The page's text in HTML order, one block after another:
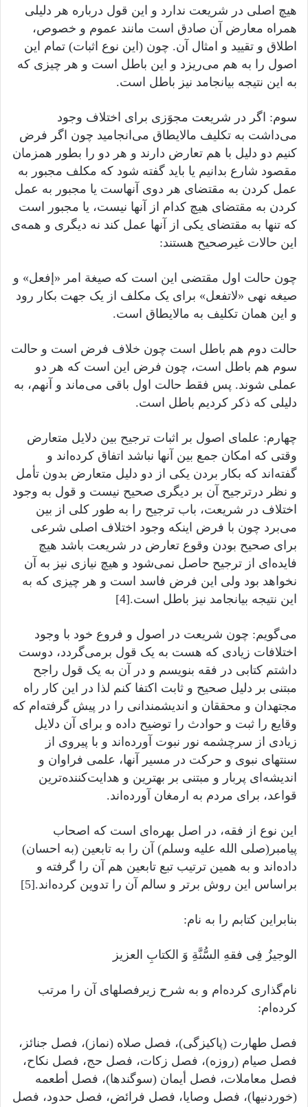
هیچ اصلی در شریعت ندارد و این قول درباره هر دلیلی
همراه معارض آن صادق است مانند عموم و خصوص،
اطلاق و تقیید و امثال آن. چون (این نوع اثبات) تمام این
اصول را به هم می‌ریزد و این باطل است و هر چیزی که
به این نتیجه بیانجامد نیز باطل است.
سوم: اگر در شریعت مجوَزی برای اختلاف وجود
می‌داشت به تکلیف مالایطاق می‌انجامید چون اگر فرض
کنیم دو دلیل با هم تعارض دارند و هر دو را بطور همزمان
مقصود شارع بدانیم یا باید گفته شود که مکلف مجبور به
عمل کردن به مقتضای هر دوی آنهاست یا مجبور به عمل
کردن به مقتضای هیچ کدام از آنها نیست، یا مجبور است
که تنها به مقتضای یکی از آنها عمل کند نه دیگری و همه‌ی
این حالات غیرصحیح هستند:
چون حالت اول مقتضی این است که صیغة امر «إفعل» و
صیغه نهی «لاتفعل» برای یک مکلف از یک جهت بکار رود
و این همان تکلیف به مالایطاق است.
حالت دوم هم باطل است چون خلاف فرض است و حالت
سوم هم باطل است، چون فرض این است که هر دو
عملی شوند. پس فقط حالت اول باقی ‌می‌ماند و آنهم، به
دلیلی که ذکر کردیم باطل است.
چهارم: علمای اصول بر اثبات ترجیح بین دلایل متعارض
وقتی که امکان جمع بین آنها نباشد اتفاق کرده‌اند و
گفته‌اند که بکار بردن یکی از دو دلیل متعارض بدون تأمل
و نظر درترجیح آن بر دیگری صحیح نیست و قول به وجود
اختلاف در شریعت، باب ترجیح را به طور کلی از بین
می‌برد چون با فرض اینکه وجود اختلاف اصلی شرعی
برای صحیح بودن وقوع تعارض در شریعت باشد هیچ
فایده‌ای از ترجیح حاصل نمی‌شود و هیچ نیازی نیز به آن
نخواهد بود ولی این فرض فاسد است و هر چیزی که به
این نتیجه بیانجامد نیز باطل است.[4]
می‌گویم: چون شریعت در اصول و فروع خود با وجود
اختلافات زیادی که هست به یک قول برمی‌گردد، دوست
داشتم کتابی در فقه بنویسم و در آن به یک قول راجح
مبتنی بر دلیل صحیح و ثابت اکتفا کنم لذا در این کار راه
مجتهدان و محققان و اندیشمندانی را در پیش گرفته‌ام که
وقایع را ثبت و حوادث را توضیح داده و برای آن دلایل
زیادی از سرچشمه نور نبوت آورده‌اند و با پیروی از
سنتهای نبوی و حرکت در مسیر آنها، علمی فراوان و
اندیشه‌ای پربار و مبتنی بر بهترین و هدایت‌کننده‌ترین
قواعد، برای مردم به ارمغان آورده‌اند.
این نوع از فقه، در اصل بهره‌ای است که اصحاب
پیامبر(صلى الله عليه وسلم) آن را به تابعین (به احسان)
داده‌اند و به همین ترتیب تبع تابعین هم آن را گرفته و
براساس این روش برتر و سالم آن را تدوین کرده‌اند.[5]
بنابراین کتابم را به نام:
الوجیزُ فِی فقهِ السُّنَّةِ وَ الکتابِ العزیز
نام‌گذاری کرده‌ام و به شرح زیرفصلهای آن را مرتب
کرده‌ام:
فصل طهارت (پاکیزگی)، فصل صلاه (نماز)، فصل جنائز،
فصل صیام (روزه)، فصل زکات، فصل حج، فصل نکاح،
فصل معاملات، فصل أیمان (سوگندها)، فصل أطعمه
(خوردنیها)، فصل وصایا، فصل فرائض، فصل حدود، فصل